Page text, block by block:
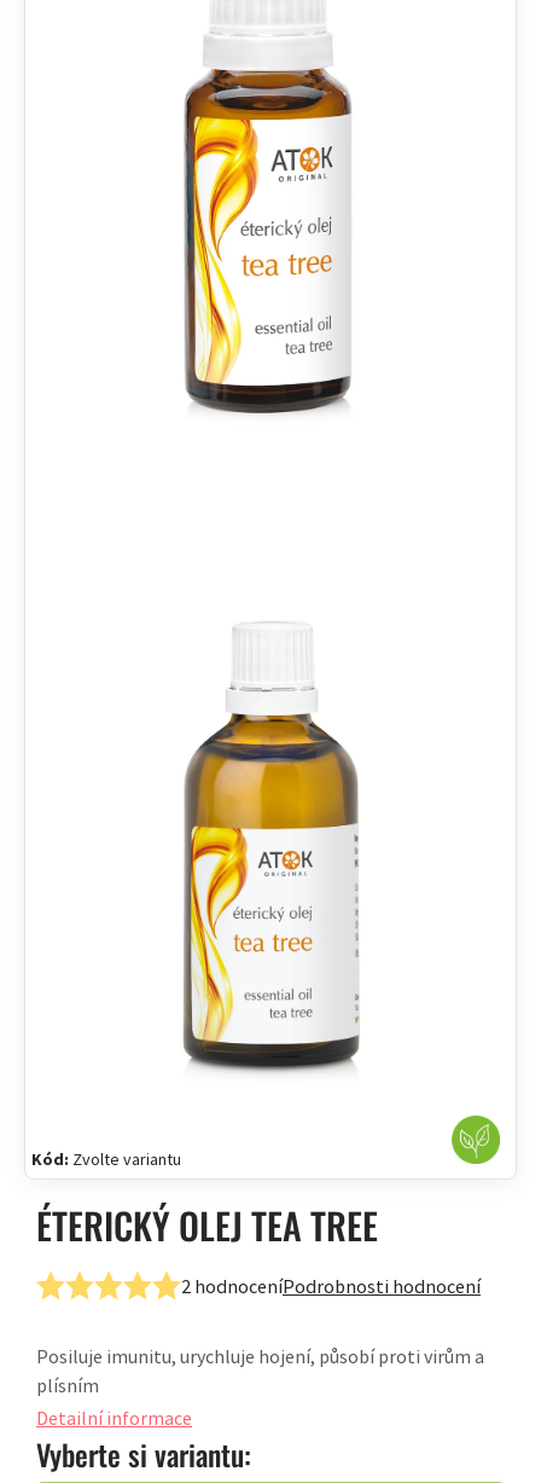
Kód: Zvolte variantu
ÉTERICKÝ OLEJ TEA TREE
Průměrné
produktu
je
5,0
z
5
2 hodnoceníPodrobnosti hodnocení
Vyberte si variantu:
Posiluje imunitu, urychluje hojení, působí proti virům a
plísním
Detailní informace